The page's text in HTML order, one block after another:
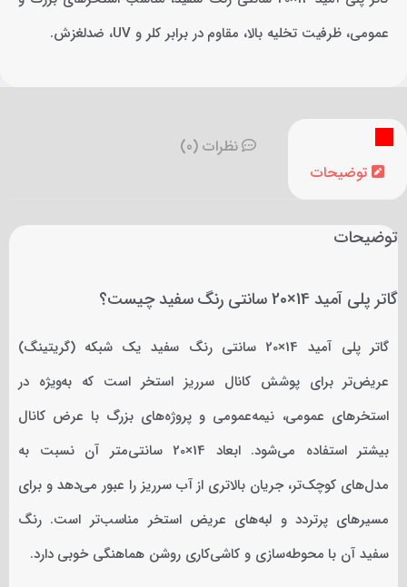
عمومی، ظرفیت تخلیه بالا، مقاوم در برابر کلر و UV، ضدلغزش.
توضیحات
نظرات (0)
توضیحات
گاتر پلی آمید 14×20 سانتی رنگ سفید چیست؟
گاتر پلی آمید 14×20 سانتی رنگ سفید یک شبکه (گریتینگ)
عریض‌تر برای پوشش کانال سرریز استخر است که به‌ویژه در
استخرهای عمومی، نیمه‌عمومی و پروژه‌های بزرگ با عرض کانال
بیشتر استفاده می‌شود. ابعاد 14×20 سانتی‌متر آن نسبت به
مدل‌های کوچک‌تر، جریان بالاتری از آب سرریز را عبور می‌دهد و برای
مسیرهای پرتردد و لبه‌های عریض استخر مناسب‌تر است. رنگ
سفید آن با محوطه‌سازی و کاشی‌کاری روشن هماهنگی خوبی دارد.